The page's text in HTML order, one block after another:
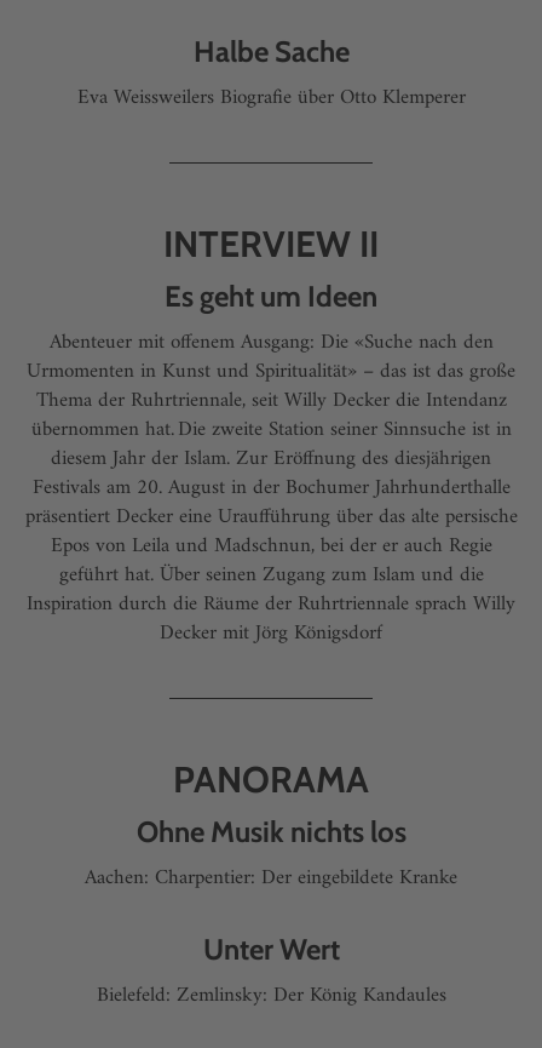
Halbe Sache
Eva Weissweilers Biografie über Otto Klemperer
INTERVIEW II
Es geht um Ideen
Abenteuer mit offenem Ausgang: Die «Suche nach den
Urmomenten in Kunst und Spiritualität» – das ist das große
Thema der Ruhrtriennale, seit Willy Decker die Intendanz
übernommen hat. Die zweite Station seiner Sinnsuche ist in
diesem Jahr der Islam. Zur Eröffnung des diesjährigen
Festivals am 20. August in der Bochumer Jahrhunderthalle
präsentiert Decker eine Uraufführung über das alte persische
Epos von Leila und Madschnun, bei der er auch Regie
geführt hat. Über seinen ­Zugang zum Islam und die
Inspiration durch die Räume der Ruhrtriennale sprach Willy
Decker mit Jörg Königsdorf
PANORAMA
Ohne Musik nichts los
Aachen: Charpentier: Der eingebildete Kranke
Unter Wert
Bielefeld: Zemlinsky: Der König Kandaules